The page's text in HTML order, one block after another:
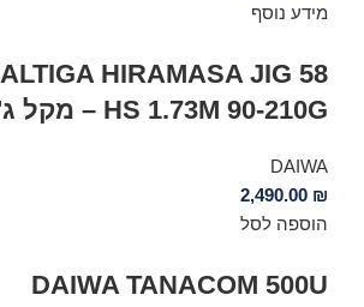
מידע נוסף
HIRAMASA JIG 58
HS 1.73M 90-210G – מקל ג'יג
DAIWA
2,490.00 ₪
הוספה לסל
DAIWA TANACOM 500U